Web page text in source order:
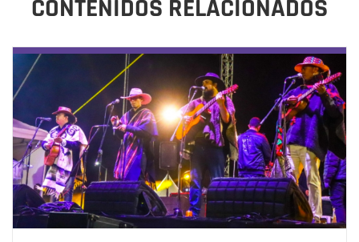
CONTENIDOS RELACIONADOS